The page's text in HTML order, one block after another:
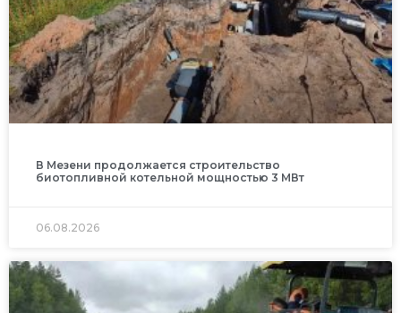
В Мезени продолжается строительство
биотопливной котельной мощностью 3 МВт
06.08.2026